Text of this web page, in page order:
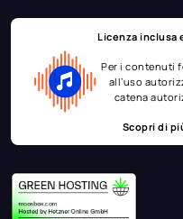
Licenza inclusa
Per i contenuti
all’uso
catena
Scopri di